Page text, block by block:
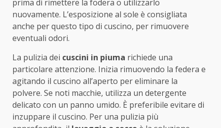
prima di rimettere la fodera o utilizzarlo
nuovamente. L’esposizione al sole è consigliata
anche per questo tipo di cuscino, per rimuovere
eventuali odori.
La pulizia dei cuscini in piuma richiede una
particolare attenzione. Inizia rimuovendo la federa e
agitando il cuscino all’aperto per eliminare la
polvere. Se noti macchie, utilizza un detergente
delicato con un panno umido. È preferibile evitare di
inzuppare il cuscino. Per una pulizia più